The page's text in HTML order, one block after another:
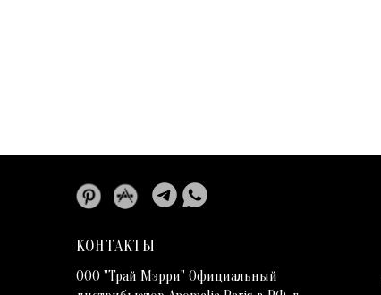
КОНТАКТЫ
ООО "Трай Мэрри" Официальный